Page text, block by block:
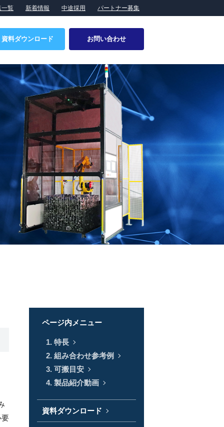
一覧 新着情報 中途採用 パートナー募集
会社概要
事業所・拠点一覧
提携企業
設ページ
食品業界向けソリューション
製造ラインへのロボットシステム導入
お問い合わせ
資料ダウンロード
ページ内メニュー
1. 特長
2. 組み合わせ参考例
3. 可搬目安
4. 製品紹介動画
資料ダウンロード
要